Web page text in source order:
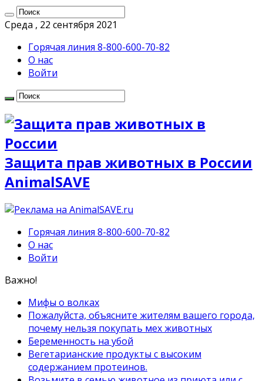
Среда , 22 сентября 2021
Горячая линия 8-800-600-70-82
О нас
Войти
Защита прав животных в России
AnimalSAVE
Горячая линия 8-800-600-70-82
О нас
Войти
Важно!
Мифы о волках
Пожалуйста, объясните жителям вашего города,
почему нельзя покупать мех животных
Беременность на убой
Вегетарианские продукты с высоким
содержанием протеинов.